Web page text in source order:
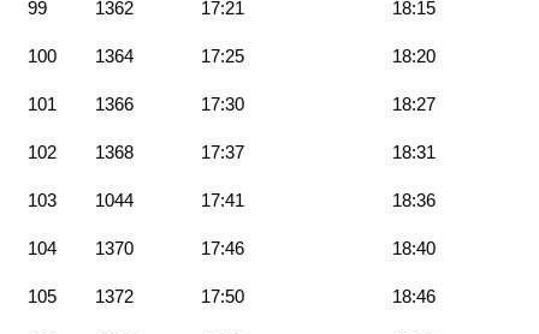
99 1362 17:21 18:15
100 1364 17:25 18:20
101 1366 17:30 18:27
102 1368 17:37 18:31
103 1044 17:41 18:36
104 1370 17:46 18:40
105 1372 17:50 18:46